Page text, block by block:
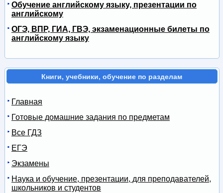
Обучение английскому языку, презентации по
английскому
ОГЭ, ВПР, ГИА, ГВЭ, экзаменационные билеты по
английскому языку
Книги, учебники, обучение по разделам
Главная
Готовые домашние задания по предметам
Все ГДЗ
ЕГЭ
Экзамены
Наука и обучение, презентации, для преподавателей,
школьников и студентов